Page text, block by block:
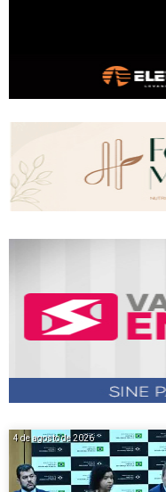
4 de agosto de 2026